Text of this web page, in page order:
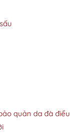
quản da đà điểu